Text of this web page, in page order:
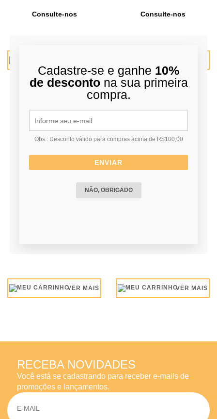
Consulte-nos Consulte-nos
VER MAIS VER MAIS
RECEBA NOVIDADES
Você está se cadastrando para receber e-mails de
promoções e lançamentos.
Cadastre-se e ganhe 10%
de descontona sua primeira
compra.
Obs.: Desconto válido para compras acima de R$100,00
ENVIAR
NÃO, OBRIGADO